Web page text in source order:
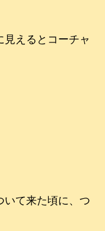
えるとコーチャ
いて来た頃に、つ